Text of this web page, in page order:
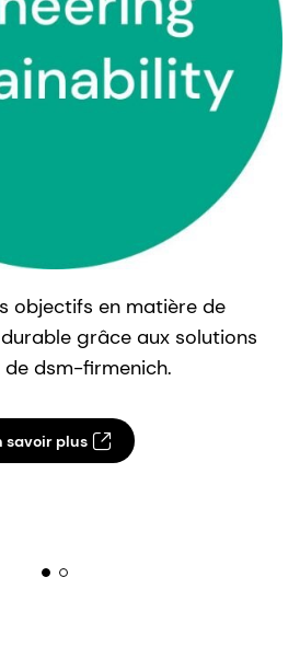
objectifs en matière de
grâce aux solutions
de dsm-firmenich.
savoir plus